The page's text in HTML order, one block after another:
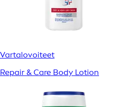
Vartalovoiteet
Repair & Care Body Lotion